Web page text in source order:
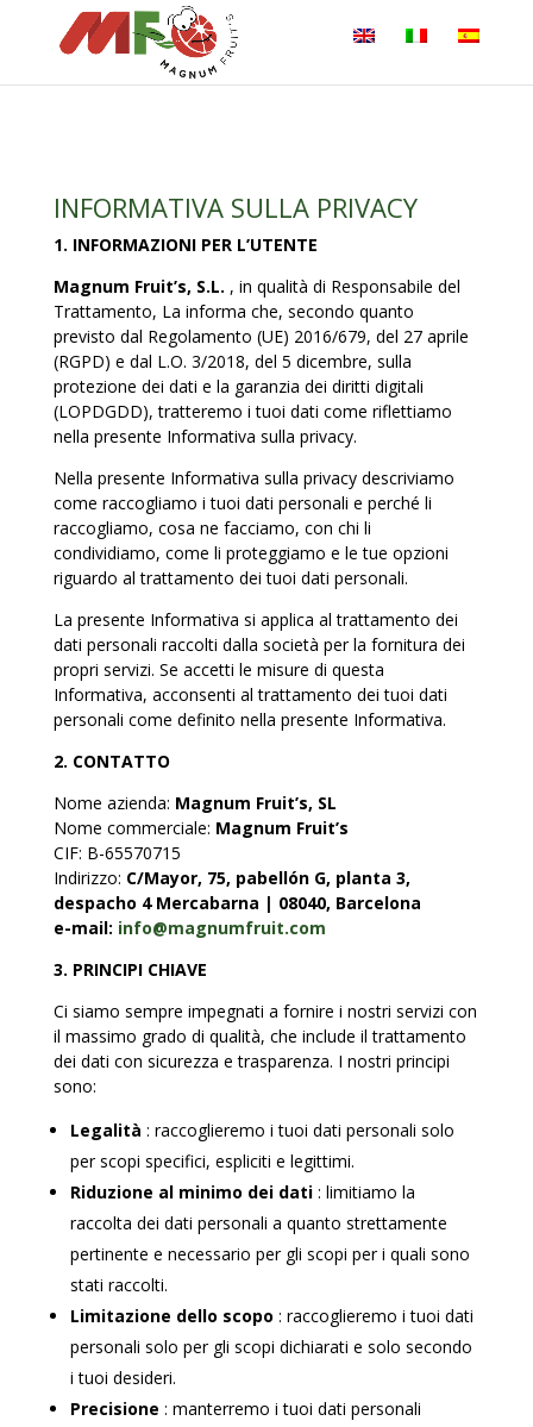
INFORMATIVA SULLA PRIVACY
1. INFORMAZIONI PER L’UTENTE
Magnum Fruit’s, S.L. , in qualità di Responsabile del
Trattamento, La informa che, secondo quanto
previsto dal Regolamento (UE) 2016/679, del 27 aprile
(RGPD) e dal L.O. 3/2018, del 5 dicembre, sulla
protezione dei dati e la garanzia dei diritti digitali
(LOPDGDD), tratteremo i tuoi dati come riflettiamo
nella presente Informativa sulla privacy.
Nella presente Informativa sulla privacy descriviamo
come raccogliamo i tuoi dati personali e perché li
raccogliamo, cosa ne facciamo, con chi li
condividiamo, come li proteggiamo e le tue opzioni
riguardo al trattamento dei tuoi dati personali.
La presente Informativa si applica al trattamento dei
dati personali raccolti dalla società per la fornitura dei
propri servizi. Se accetti le misure di questa
Informativa, acconsenti al trattamento dei tuoi dati
personali come definito nella presente Informativa.
2. CONTATTO
Nome azienda: Magnum Fruit’s, SL
Nome commerciale: Magnum Fruit’s
CIF: B-65570715
Indirizzo: C/Mayor, 75, pabellón G, planta 3,
despacho 4 Mercabarna | 08040, Barcelona
e-mail: info@magnumfruit.com
3. PRINCIPI CHIAVE
Ci siamo sempre impegnati a fornire i nostri servizi con
il massimo grado di qualità, che include il trattamento
dei dati con sicurezza e trasparenza. I nostri principi
sono:
Legalità : raccoglieremo i tuoi dati personali solo
per scopi specifici, espliciti e legittimi.
Riduzione al minimo dei dati : limitiamo la
raccolta dei dati personali a quanto strettamente
pertinente e necessario per gli scopi per i quali sono
stati raccolti.
Limitazione dello scopo : raccoglieremo i tuoi dati
personali solo per gli scopi dichiarati e solo secondo
i tuoi desideri.
Precisione : manterremo i tuoi dati personali